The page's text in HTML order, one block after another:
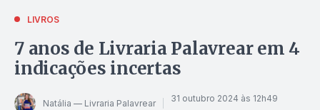
LIVROS
7 anos de Livraria Palavrear em 4
indicações incertas
Natália — Livraria Palavrear 31 outubro 2024 às 12h49